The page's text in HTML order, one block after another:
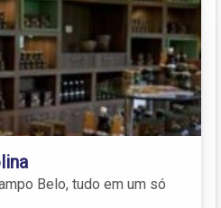
Belo, tudo em um só